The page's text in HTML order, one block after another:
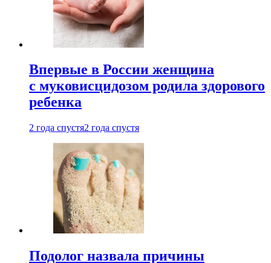
Впервые в России женщина
с муковисцидозом родила здорового
ребенка
2 года спустя2 года спустя
Подолог назвала причины